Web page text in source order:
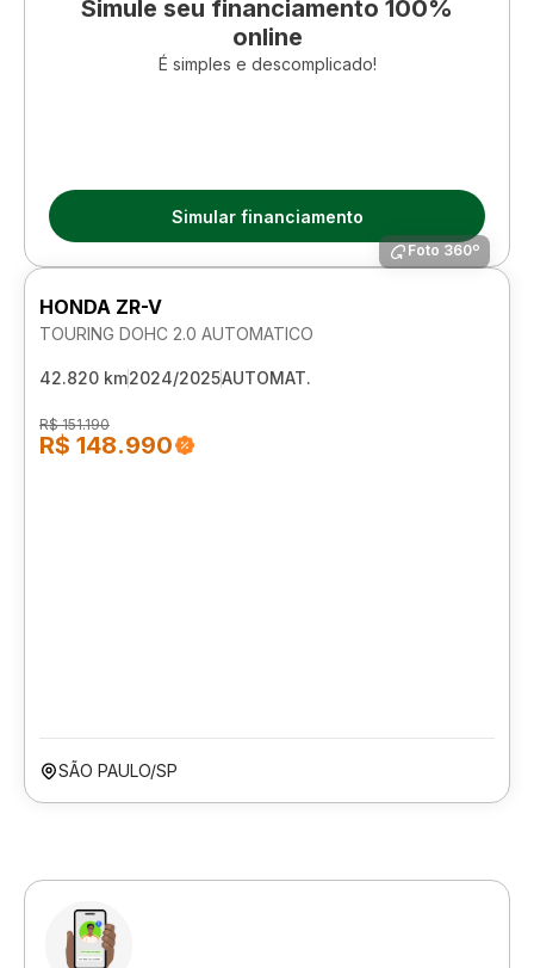
Simule seu financiamento 100%
online
É simples e descomplicado!
Simular financiamento
Foto 360º
HONDA ZR-V
TOURING DOHC 2.0 AUTOMATICO
42.820 km2024/2025AUTOMAT.
R$ 151.190
R$ 148.990
SÃO PAULO/SP